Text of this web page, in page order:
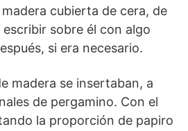
cubierta de cera, de
sobre él con algo
si era necesario.
madera se insertaban, a
de pergamino. Con el
la proporción de papiro